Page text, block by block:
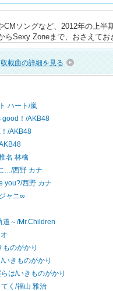
CMソングなど、2012年の上
らSexy Zoneまで、おさえて
収載曲の詳細を見る
ハート/嵐
good！/AKB48
/AKB48
名 林檎
…/西野 カナ
you?/西野 カナ
ャニ∞
道～/Mr.Children
ものがかり
いきものがかり
は/いきものがかり
く/福山 雅治